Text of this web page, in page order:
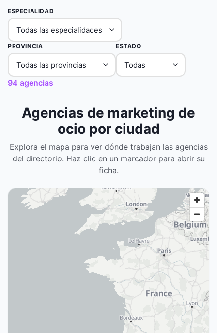
ESPECIALIDAD
PROVINCIA ESTADO
94 agencias
Agencias de marketing de
ocio por ciudad
Explora el mapa para ver dónde trabajan las agencias
del directorio. Haz clic en un marcador para abrir su
ficha.